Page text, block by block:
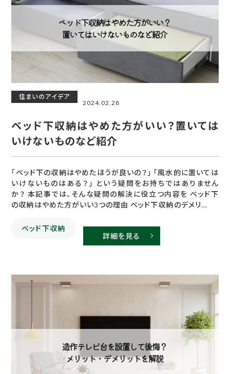
住まいのアイデア
2024.02.28
ベッド下収納はやめた方がいい？置いては
いけないものなど紹介
「ベッド下の収納はやめたほうが良いの？」 「風水的に置いては
いけないものはある？」 という疑問をお持ちではありません
か？ 本記事では、そんな疑問の解決に役立つ内容を ベッド下
の収納はやめた方がいい3つの理由 ベッド下収納のデメリ...
ベッド下収納
詳細を見る